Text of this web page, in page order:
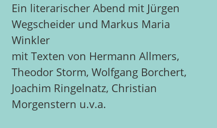
Ein literarischer Abend mit Jürgen
Wegscheider und Markus Maria
Winkler
mit Texten von Hermann Allmers,
Theodor Storm, Wolfgang Borchert,
Joachim Ringelnatz, Christian
Morgenstern u.v.a.